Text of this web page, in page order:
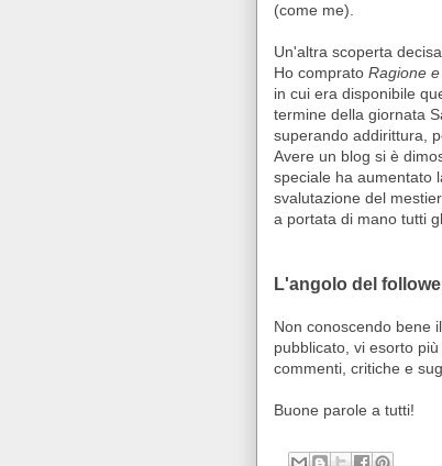
(come me).
Un'altra scoperta
Ho comprato Ragione
in cui era disponibile
termine della giornata
superando addirittura,
Avere un blog si è
speciale ha aumentato
svalutazione del
a portata di mano tutti
L'angolo del
Non conoscendo bene
pubblicato, vi esorto
commenti, critiche e
Buone parole a tutti!